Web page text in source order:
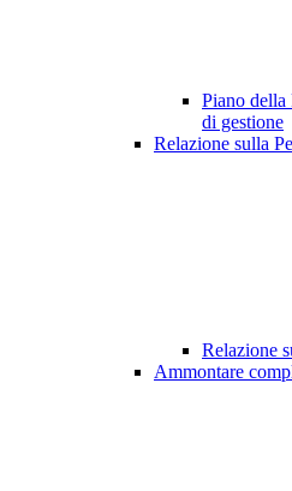
Piano della
di gestione
Relazione sulla
Relazione
Ammontare